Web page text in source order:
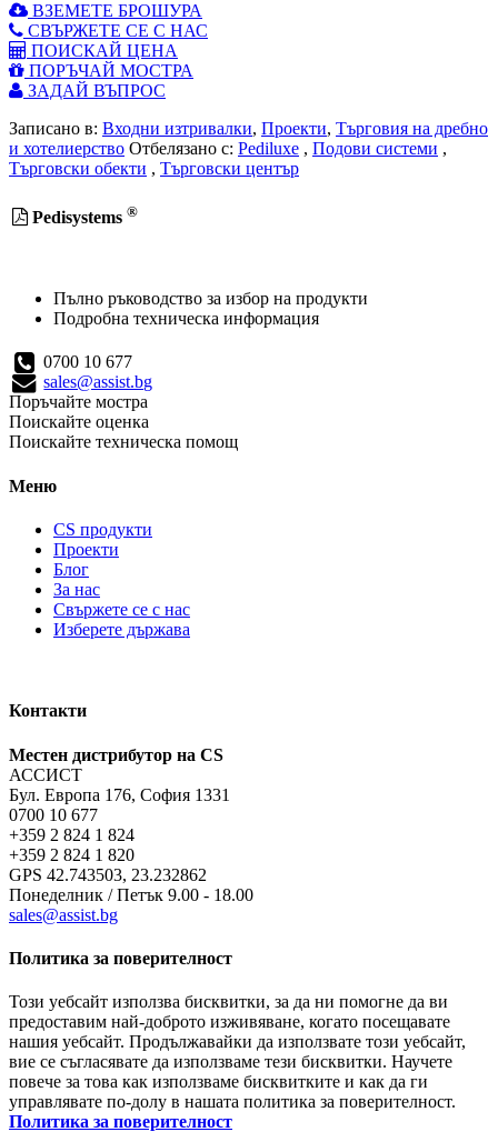
ВЗЕМЕТЕ БРОШУРА
СВЪРЖЕТЕ СЕ С НАС
ПОИСКАЙ ЦЕНА
ПОРЪЧАЙ МОСТРА
ЗАДАЙ ВЪПРОС
Записано в: Входни изтривалки, Проекти, Търговия на дребно
и хотелиерство Отбелязано с: Pediluxe , Подови системи ,
Търговски обекти , Търговски център
Pedisystems ®
Пълно ръководство за избор на продукти
Подробна техническа информация
0700 10 677
sales@assist.bg
Поръчайте мостра
Поискайте оценка
Поискайте техническа помощ
Меню
CS продукти
Проекти
Блог
За нас
Свържете се с нас
Изберете държава
Контакти
Местен дистрибутор на CS
АССИСТ
Бул. Европа 176, София 1331
0700 10 677
+359 2 824 1 824
+359 2 824 1 820
GPS 42.743503, 23.232862
Понеделник / Петък 9.00 - 18.00
sales@assist.bg
Политика за поверителност
Този уебсайт използва бисквитки, за да ни помогне да ви
предоставим най-доброто изживяване, когато посещавате
нашия уебсайт. Продължавайки да използвате този уебсайт,
вие се съгласявате да използваме тези бисквитки. Научете
повече за това как използваме бисквитките и как да ги
управлявате по-долу в нашата политика за поверителност.
Политика за поверителност